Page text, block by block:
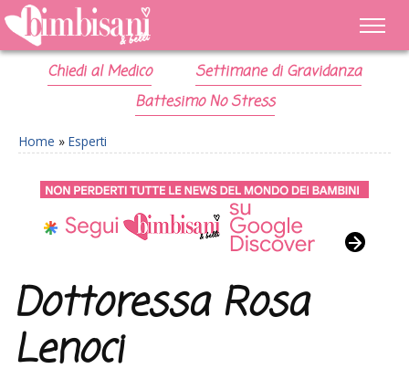
Chiedi al Medico
Settimane di Gravidanza
Battesimo No Stress
Home » Esperti
Dottoressa Rosa
Lenoci